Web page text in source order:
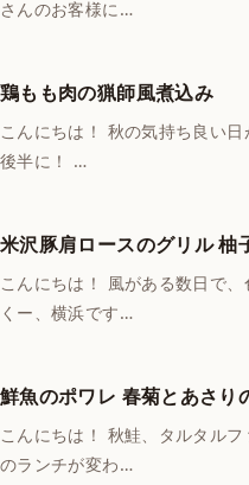
さんのお客様に…
鶏もも肉の猟師風煮込み
こんにちは！ 秋の気持ち良い
後半に！ …
米沢豚肩ロースのグリル 柚
こんにちは！ 風がある数日で
くー、横浜です…
鮮魚のポワレ 春菊とあさり
こんにちは！ 秋鮭、タルタル
のランチが変わ…